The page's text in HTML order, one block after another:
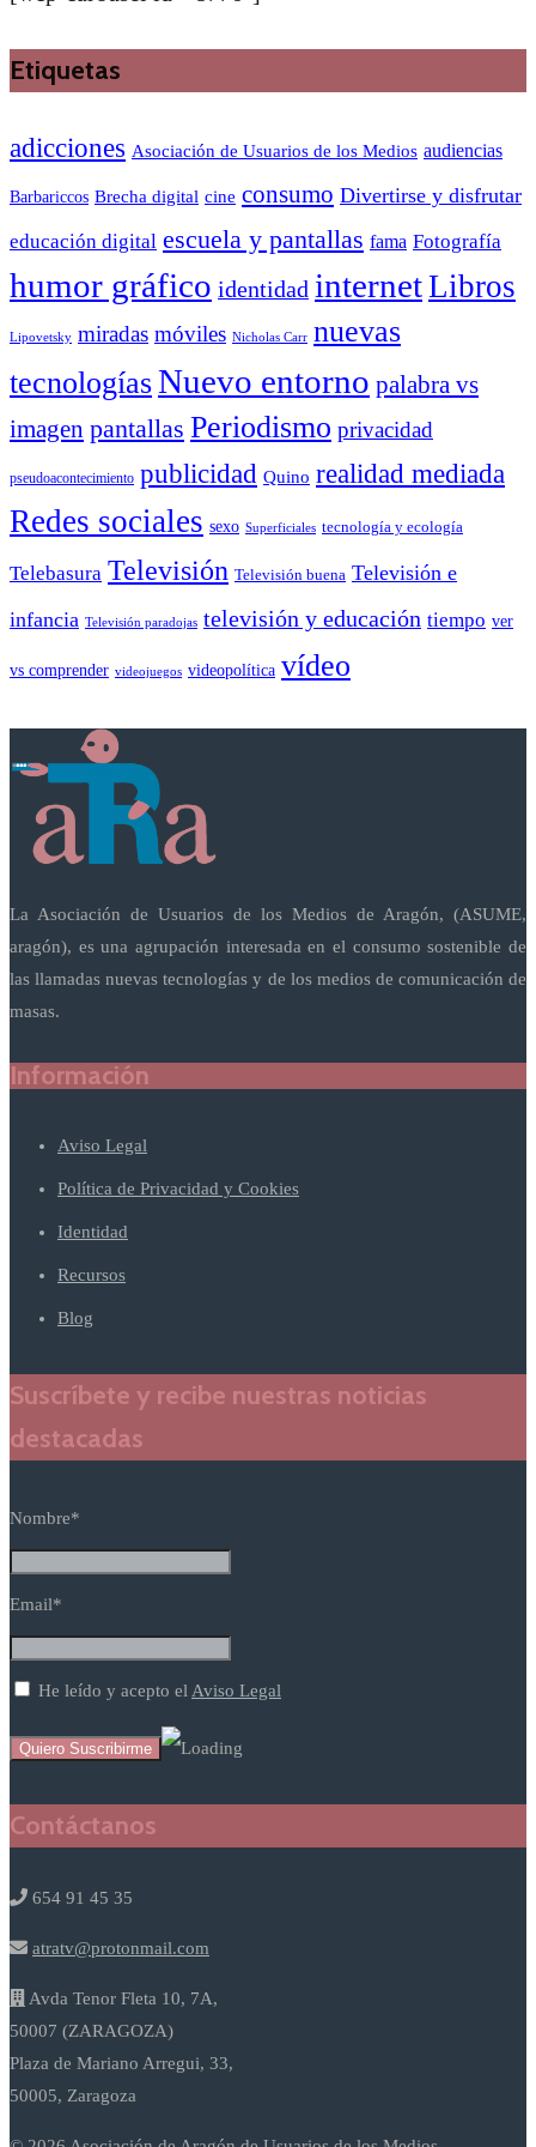
Etiquetas
adicciones Asociación de Usuarios de los Medios audiencias
Barbariccos Brecha digital cine consumo Divertirse y disfrutar
educación digital escuela y pantallas fama Fotografía
humor gráfico identidad internetLibros
Lipovetsky miradas móviles Nicholas Carr nuevas
tecnologíasNuevo entorno palabra vs
imagen pantallas Periodismo privacidad
pseudoacontecimiento publicidad Quino realidad mediada
Redes sociales sexo Superficiales tecnología y ecología
Telebasura Televisión Televisión buena Televisión e
infancia Televisión paradojas televisión y educación tiempo ver
vs comprender videojuegos videopolítica vídeo
La Asociación de Usuarios de los Medios de Aragón, (ASUME,
aragón), es una agrupación interesada en el consumo sostenible de
las llamadas nuevas tecnologías y de los medios de comunicación de
masas.
Información
Aviso Legal
Política de Privacidad y Cookies
Identidad
Recursos
Blog
Suscríbete y recibe nuestras noticias
destacadas
Nombre*
Email*
He leído y acepto el Aviso Legal
Contáctanos
654 91 45 35
atratv@protonmail.com
Avda Tenor Fleta 10, 7A,
50007 (ZARAGOZA)
Plaza de Mariano Arregui, 33,
50005, Zaragoza